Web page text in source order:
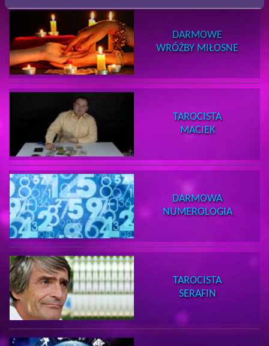
DARMOWE
WRÓŻBY MIŁOSNE
TAROCISTA
MACIEK
DARMOWA
NUMEROLOGIA
TAROCISTA
SERAFIN